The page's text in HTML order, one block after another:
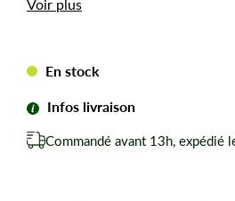
Durabilité
Chaîne tronçonneuse Kerwood
du bûcheronnage.
Pour PARTNER ITALY 543.
Voir plus
En stock
Infos livraison
Commandé avant 13h, expédié